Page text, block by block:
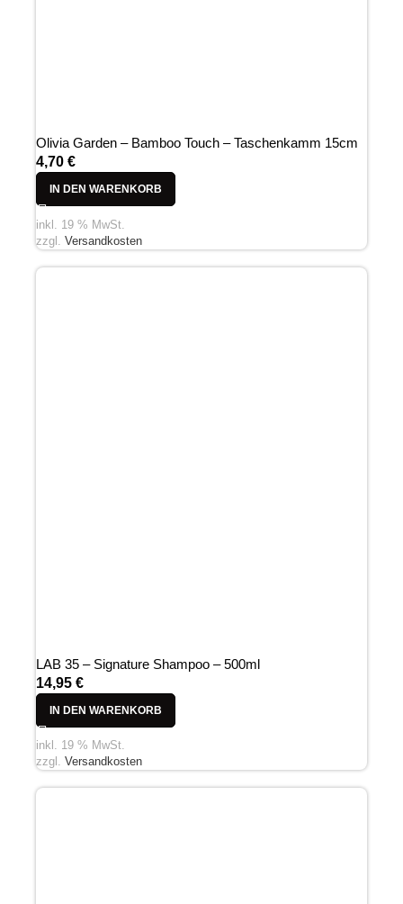
Olivia Garden – Bamboo Touch – Taschenkamm 15cm
4,70 €
IN DEN WARENKORB
inkl. 19 % MwSt.
zzgl. Versandkosten
LAB 35 – Signature Shampoo – 500ml
14,95 €
IN DEN WARENKORB
inkl. 19 % MwSt.
zzgl. Versandkosten